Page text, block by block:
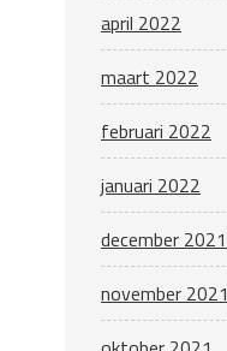
april 2022
maart 2022
februari 2022
januari 2022
december 2021
november 2021